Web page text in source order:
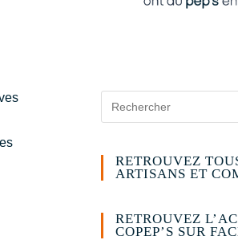
RETROUVEZ
ARTISANS ET
RETROUVEZ
COPEP’S SUR